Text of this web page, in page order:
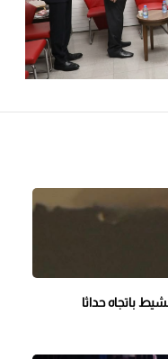
باتجاه حداثا